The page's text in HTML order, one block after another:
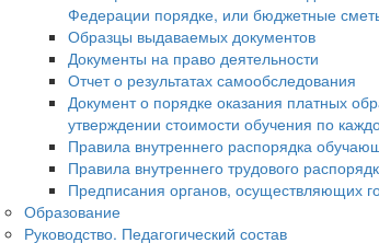
Федерации порядке, или бюджетные
Образцы выдаваемых документов
Документы на право деятельности
Отчет о результатах самообследования
Документ о порядке оказания платных
утверждении стоимости обучения по
Правила внутреннего распорядка
Правила внутреннего трудового
Предписания органов, осуществляющих
Образование
Руководство. Педагогический состав